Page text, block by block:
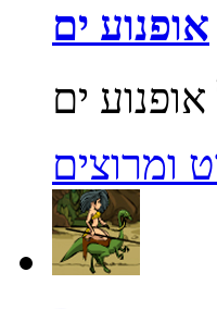
אופנוע ים
ומרוצים